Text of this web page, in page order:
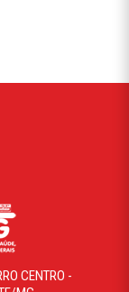
CENTRO -